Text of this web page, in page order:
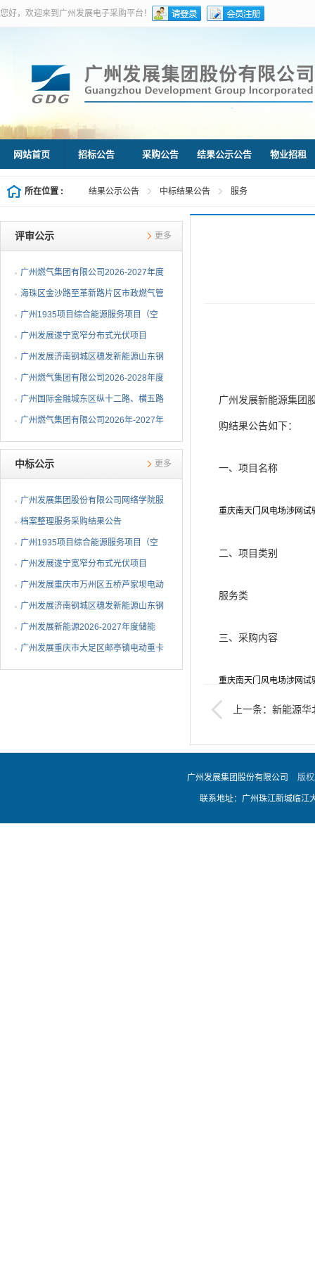
您好，欢迎来到广州发展电子采购平台！
网站首页 招标公告 采购公告 结果公示公告 物业招租
所在位置 : 结果公示公告 中标结果公告 服务
广州发展新能源集团
购结果公告如下：
一、项目名称
重庆南天门风电场涉网试
二、项目类别
服务类
三、采购内容
重庆南天门风电场涉网试
四、成交金额
上一条：新能源
评审公示 更多
广州燃气集团有限公司2026-2027年度
燃气用埋地聚乙烯（PE1...
海珠区金沙路至革新路片区市政燃气管
网更新工程施工总承包...
广州1935项目综合能源服务项目（空
调系统部分）EPC总承包...
广州发展遂宁宽窄分布式光伏项目
EPC总承包中标候选人公示
广州发展济南钢城区穗发新能源山东钢
铁股份有限公司分布式...
广州燃气集团有限公司2026-2028年度
钢制球阀采购项目中标...
广州国际金融城东区纵十二路、横五路
（西段）供冷管网工程...
广州燃气集团有限公司2026年-2027年
埋地燃气闸阀采购项目...
中标公示 更多
广州发展集团股份有限公司网络学院服
务采购结果公告
档案整理服务采购结果公告
广州1935项目综合能源服务项目（空
调系统部分）EPC总承包...
广州发展遂宁宽窄分布式光伏项目
EPC总承包中标公告
广州发展重庆市万州区五桥芦家坝电动
重卡充电站一期项目E...
广州发展济南钢城区穗发新能源山东钢
铁股份有限公司分布式...
广州发展新能源2026-2027年度储能
EMS设备ODM代工采购中标公告
广州发展重庆市大足区邮亭镇电动重卡
充电站项目EPC总承包...
广州发展集团股份有限公司 版
联系地址：广州珠江新城临江